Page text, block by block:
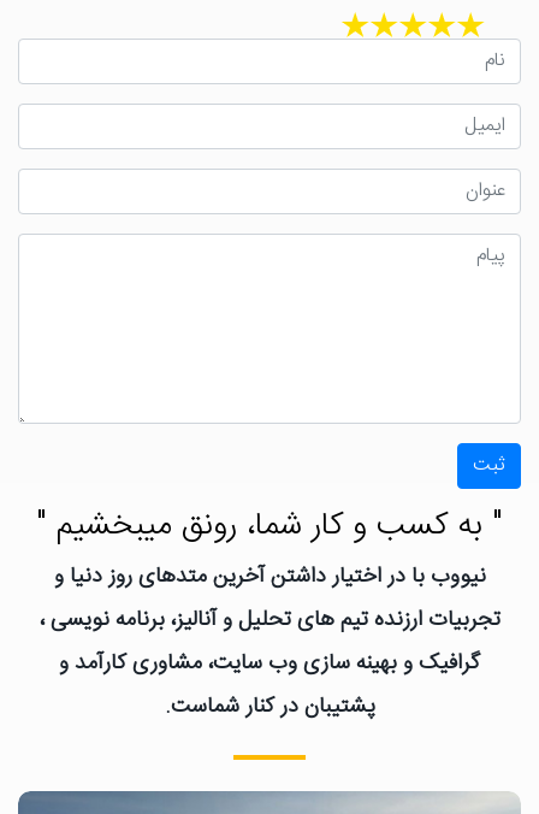
ثبت
" به کسب و کار شما، رونق میبخشیم "
نیووب با در اختیار داشتن آخرین متدهای روز دنیا و
تجربیات ارزنده تیم های تحلیل و آنالیز، برنامه نویسی ،
گرافیک و بهینه سازی وب سایت، مشاوری کارآمد و
پشتیبان در کنار شماست.